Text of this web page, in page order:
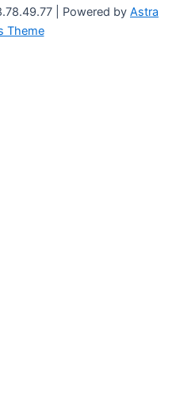
| Powered by Astra
Theme